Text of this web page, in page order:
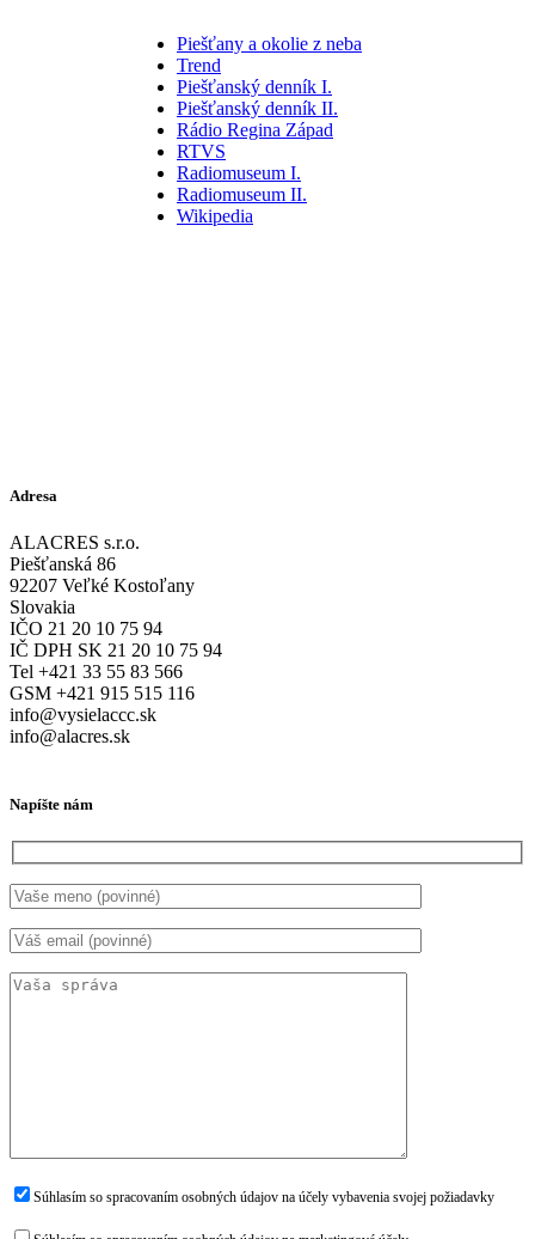
Piešťany a okolie z neba
Trend
Piešťanský denník I.
Piešťanský denník II.
Rádio Regina Západ
RTVS
Radiomuseum I.
Radiomuseum II.
Wikipedia
Adresa
ALACRES s.r.o.
Piešťanská 86
92207 Veľké Kostoľany
Slovakia
IČO 21 20 10 75 94
IČ DPH SK 21 20 10 75 94
Tel +421 33 55 83 566
GSM +421 915 515 116
info@vysielaccc.sk
info@alacres.sk
Napíšte nám
Súhlasím so spracovaním osobných údajov na účely vybavenia svojej požiadavky